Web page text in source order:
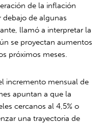
de la inflación
debajo de algunas
llamó a interpretar la
se proyectan aumentos
próximos meses.
incremento mensual de
apuntan a que la
cercanos al 4,5% o
una trayectoria de